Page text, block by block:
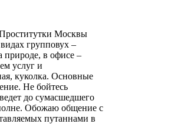
Проститутки Москвы
групповух –
в офисе –
услуг и
куколка. Основные
Не бойтесь
до сумасшедшего
Обожаю общение с
путаннами в